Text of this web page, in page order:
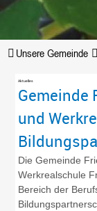
Unsere Gemeinde
Gemeinde
und
Die Gemeinde
Werkrealschule
Bereich der